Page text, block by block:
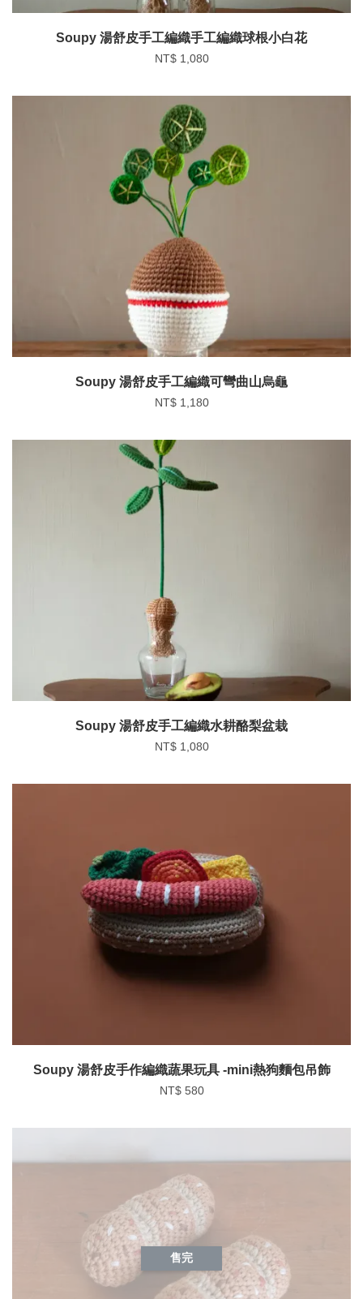
Soupy 湯舒皮手工編織手工編織球根小白花
NT$ 1,080
Soupy 湯舒皮手工編織可彎曲山烏龜
NT$ 1,180
Soupy 湯舒皮手工編織水耕酪梨盆栽
NT$ 1,080
Soupy 湯舒皮手作編織蔬果玩具 -mini熱狗麵包吊飾
NT$ 580
售完